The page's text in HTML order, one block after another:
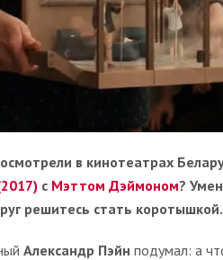
в кинотеатрах
с Мэттом Дэймоном?
решитесь стать коротышкой.
Александр Пэйн подумал: а